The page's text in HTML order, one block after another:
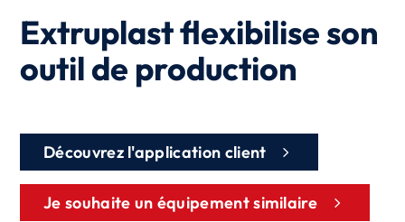
Extruplast flexibilise son
outil de production
Découvrez l'application client
Je souhaite un équipement similaire